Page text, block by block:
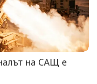
на САЩ е